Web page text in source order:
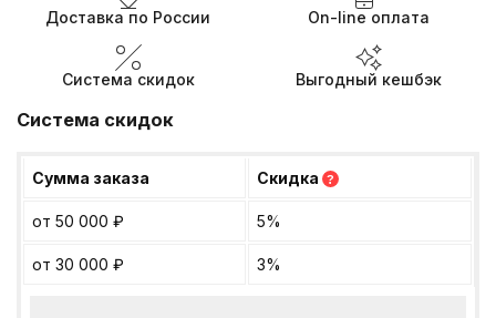
Доставка по России On-line оплата
Система скидок Выгодный кешбэк
Система скидок
Сумма заказа Скидка ?
от 50 000 ₽ 5%
от 30 000 ₽ 3%